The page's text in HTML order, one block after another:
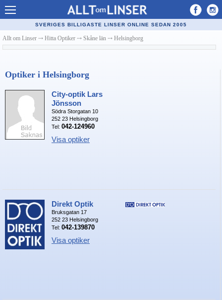
Allt om Linser
Billiga kontaktlinser
Återförsäljare linser
Populära linser
Kontaktlinstyper
Linsvätska
Tillverkare - linser
Linstillbehör
Nyheter - linser
SVERIGES BILLIGASTE LINSER ONLINE SEDAN 2005
Allt om Linser ⤏ Hitta Optiker ⤏ Skåne län ⤏ Helsingborg
Optiker i Helsingborg
City-optik Lars
Jönsson
Södra Storgatan 10
252 23 Helsingborg
Tel: 042-124960
Visa optiker
Direkt Optik
Bruksgatan 17
252 23 Helsingborg
Tel: 042-139870
Visa optiker